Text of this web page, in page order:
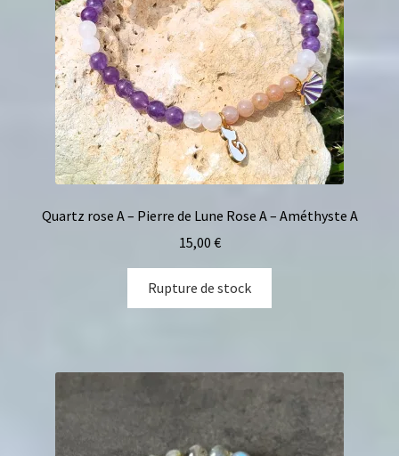
Quartz rose A – Pierre de Lune Rose A – Améthyste A
15,00 €
Rupture de stock